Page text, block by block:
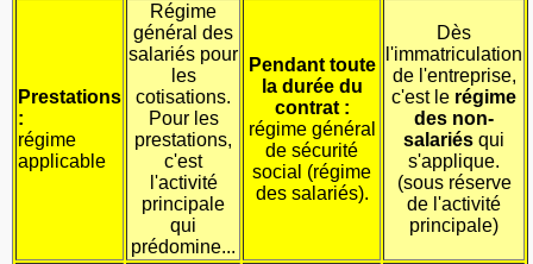
Prestations
:
régime
applicable
Régime
général des
salariés pour
les
cotisations.
Pour les
prestations,
c'est
l'activité
principale
qui
prédomine...
Pendant toute
la durée du
contrat :
régime général
de sécurité
social (régime
des salariés).
Dès
l'immatriculation
de l'entreprise,
c'est le régime
des non-
salariés qui
s'applique.
(sous réserve
de l'activité
principale)